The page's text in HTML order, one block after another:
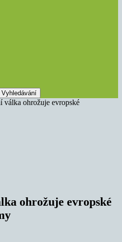
válka ohrožuje evropské
ohrožuje evropské